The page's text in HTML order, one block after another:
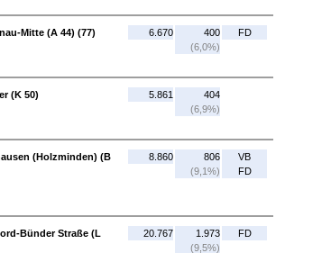
Mitte (A 44) (77)
6.670
400
(6,0%)
FD
(K 50)
5.861
404
(6,9%)
(Holzminden) (B
8.860
806
(9,1%)
VB
FD
Bünder Straße (L
20.767
1.973
(9,5%)
FD